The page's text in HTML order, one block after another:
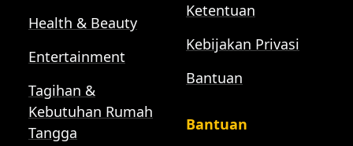
Health & Beauty
Entertainment
Tagihan &
Kebutuhan Rumah
Tangga
Ketentuan
Kebijakan Privasi
Bantuan
Bantuan